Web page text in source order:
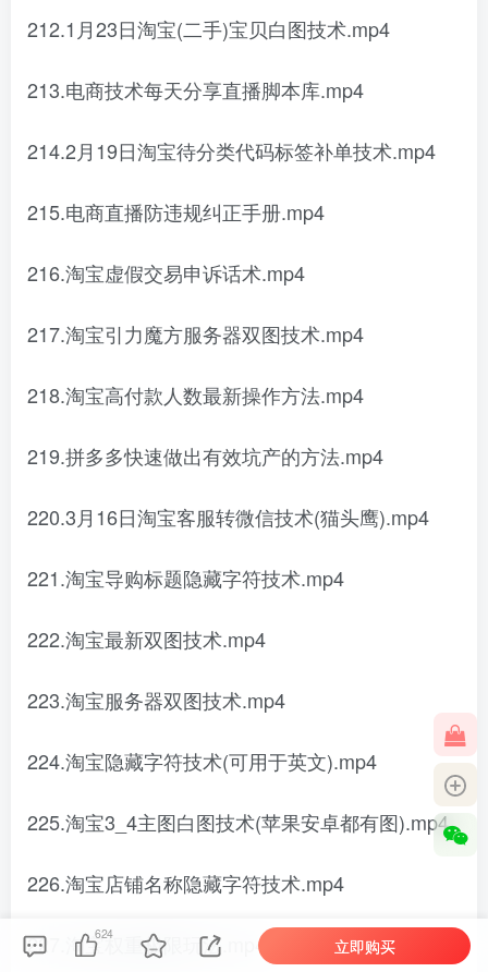
212.1月23日淘宝(二手)宝贝白图技术.mp4
213.电商技术每天分享直播脚本库.mp4
214.2月19日淘宝待分类代码标签补单技术.mp4
215.电商直播防违规纠正手册.mp4
216.淘宝虚假交易申诉话术.mp4
217.淘宝引力魔方服务器双图技术.mp4
218.淘宝高付款人数最新操作方法.mp4
219.拼多多快速做出有效坑产的方法.mp4
220.3月16日淘宝客服转微信技术(猫头鹰).mp4
221.淘宝导购标题隐藏字符技术.mp4
222.淘宝最新双图技术.mp4
223.淘宝服务器双图技术.mp4
224.淘宝隐藏字符技术(可用于英文).mp4
225.淘宝3_4主图白图技术(苹果安卓都有图).mp4
226.淘宝店铺名称隐藏字符技术.mp4
227.淘宝权重极限玩法.mp4
624
立即购买